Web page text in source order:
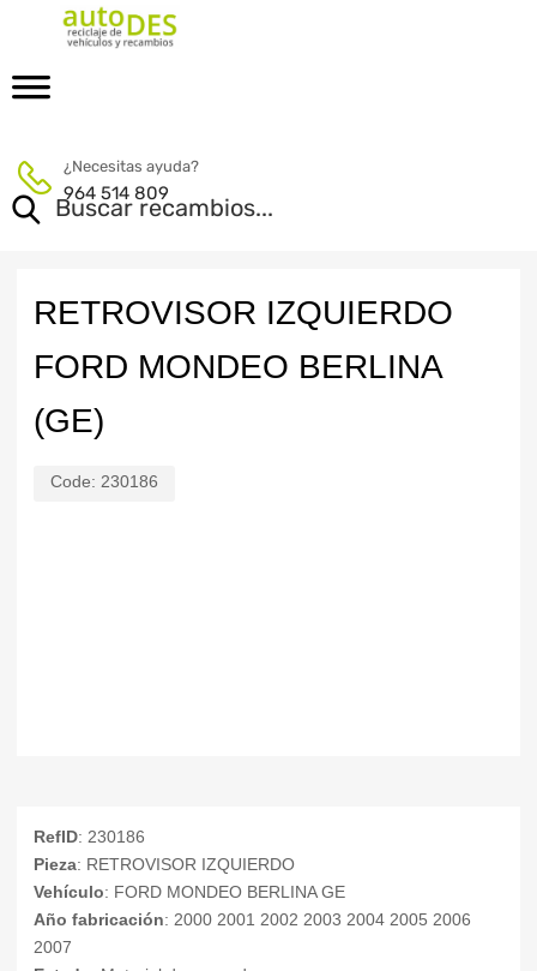
¿Necesitas ayuda?
964 514 809
RETROVISOR IZQUIERDO
FORD MONDEO BERLINA
(GE)
Code: 230186
RefID: 230186
Pieza: RETROVISOR IZQUIERDO
Vehículo: FORD MONDEO BERLINA GE
Año fabricación: 2000 2001 2002 2003 2004 2005 2006
2007